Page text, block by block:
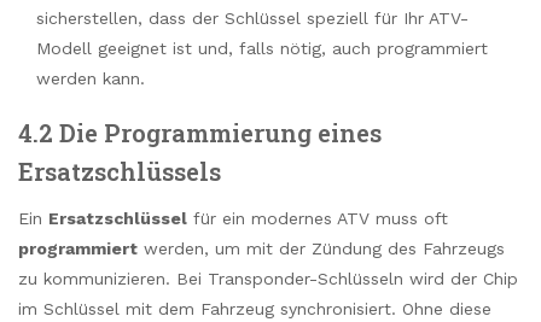
sicherstellen, dass der Schlüssel speziell für Ihr ATV-
Modell geeignet ist und, falls nötig, auch programmiert
werden kann.
4.2 Die Programmierung eines
Ersatzschlüssels
Ein Ersatzschlüssel für ein modernes ATV muss oft
programmiert werden, um mit der Zündung des Fahrzeugs
zu kommunizieren. Bei Transponder-Schlüsseln wird der Chip
im Schlüssel mit dem Fahrzeug synchronisiert. Ohne diese